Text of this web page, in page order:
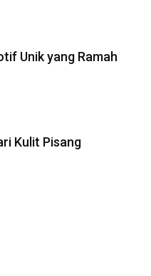
Unik yang Ramah
Kulit Pisang